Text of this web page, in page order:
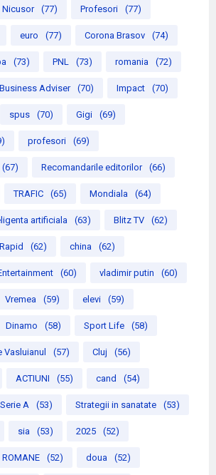
Nicusor (77) Profesori (77)
euro (77) Corona Brasov (74)
(73) PNL (73) romania (72)
Business Adviser (70) Impact (70)
spus (70) Gigi (69)
profesori (69)
(67) Recomandarile editorilor (66)
TRAFIC (65) Mondiala (64)
artificiala (63) Blitz TV (62)
Rapid (62) china (62)
(60) vladimir putin (60)
Vremea (59) elevi (59)
Dinamo (58) Sport Life (58)
Vasluianul (57) Cluj (56)
ACTIUNI (55) cand (54)
Serie A (53) Strategii in sanatate (53)
sia (53) 2025 (52)
ROMANE (52) doua (52)